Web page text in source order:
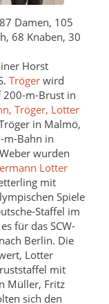
Damen, 105
68 Knaben, 30
Horst
Trögerwird
m-Brust in
Tröger, Lotter
in Malmö,
m-Bahn in
wurden
Lotter
mit
Spiele
Staffel im
für das SCW-
Berlin. Die
Lotter
mit
Müller, Fritz
sich den